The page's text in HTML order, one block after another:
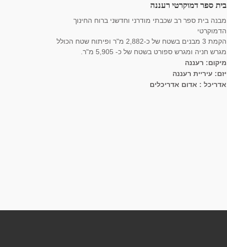
בית ספר דמוקרטי רעננה
מבנה בית ספר רב שכבתי מודרני וחדשני ברוח החינוך
הדמוקרטי
הקמת 3 מבנים בשטח של כ-2,882 מ"ר ופיתוח שטח הכולל
מגרש חניה ומגרש ספורט בשטח של כ- 5,905 מ"ר.
מיקום: רעננה
יזם: עיריית רעננה
אדריכל : אדום אדריכלים